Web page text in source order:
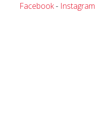
Facebook- Instagram